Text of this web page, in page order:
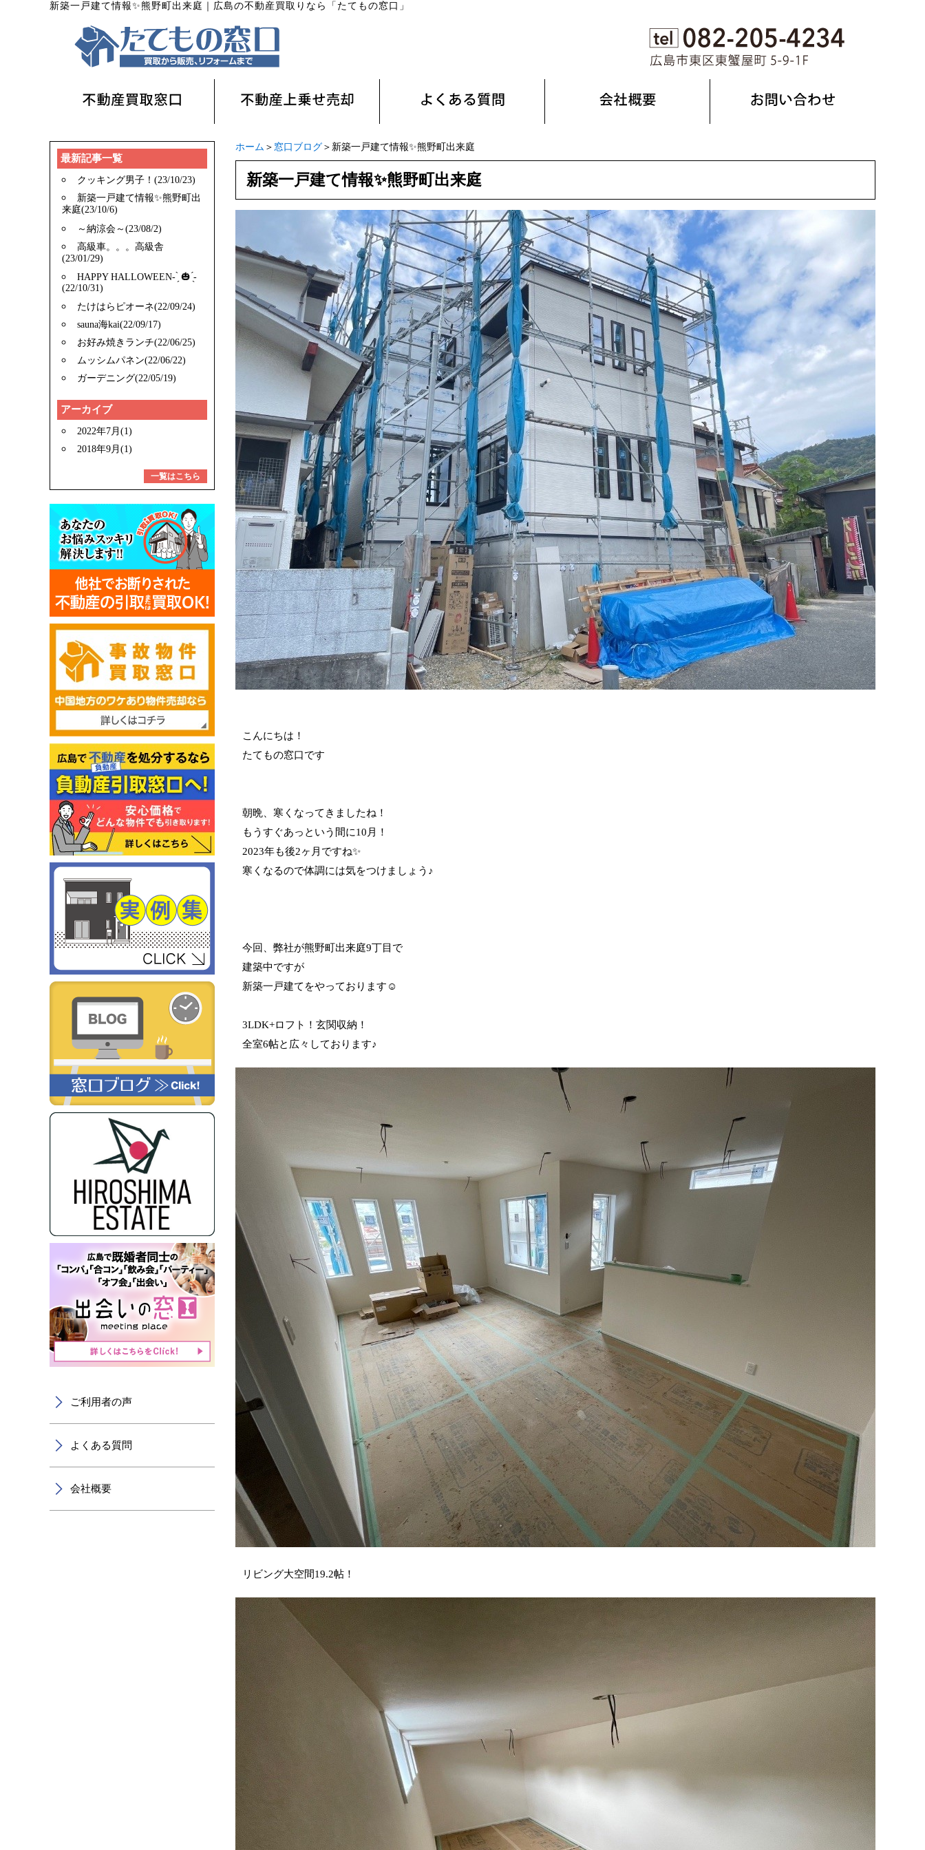
新築一戸建て情報✨️熊野町出来庭 広島の不動産買取りなら「たてもの窓口」
ホーム ＞ 窓口ブログ ＞新築一戸建て情報✨️熊野町出来庭
新築一戸建て情報✨️熊野町出来庭
こんにちは！
たてもの窓口です
朝晩、寒くなってきましたね！
もうすぐあっという間に10月！
2023年も後2ヶ月ですね✨️
寒くなるので体調には気をつけましょう♪
今回、弊社が熊野町出来庭9丁目で
建築中ですが
新築一戸建てをやっております☺️
3LDK+ロフト！玄関収納！
全室6帖と広々しております♪
リビング大空間19.2帖！
最新記事一覧
クッキング男子！(23/10/23)
新築一戸建て情報✨️熊野町出
来庭(23/10/6)
～納涼会～(23/08/2)
高級車。。。高級舎
(23/01/29)
HAPPY HALLOWEEN- ̗̀ 🎃 ̖́-
(22/10/31)
たけはらピオーネ(22/09/24)
sauna海kai(22/09/17)
お好み焼きランチ(22/06/25)
ムッシムパネン(22/06/22)
ガーデニング(22/05/19)
アーカイブ
2022年7月(1)
2018年9月(1)
一覧はこちら
ご利用者の声
よくある質問
会社概要